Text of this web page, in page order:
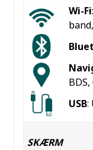
Wi-Fi
BDS,
USB:
SKÆRM